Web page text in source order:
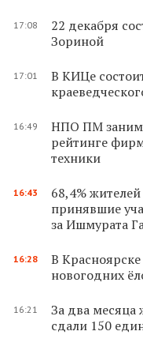
17:08
22 декабря
Зориной
17:01
В КИЦе
16:49
НПО ПМ
рейтинге
техники
16:43
68,4%
принявшие
за Ишмурата
16:28
В
новогодних
16:21
За два месяца
сдали 150